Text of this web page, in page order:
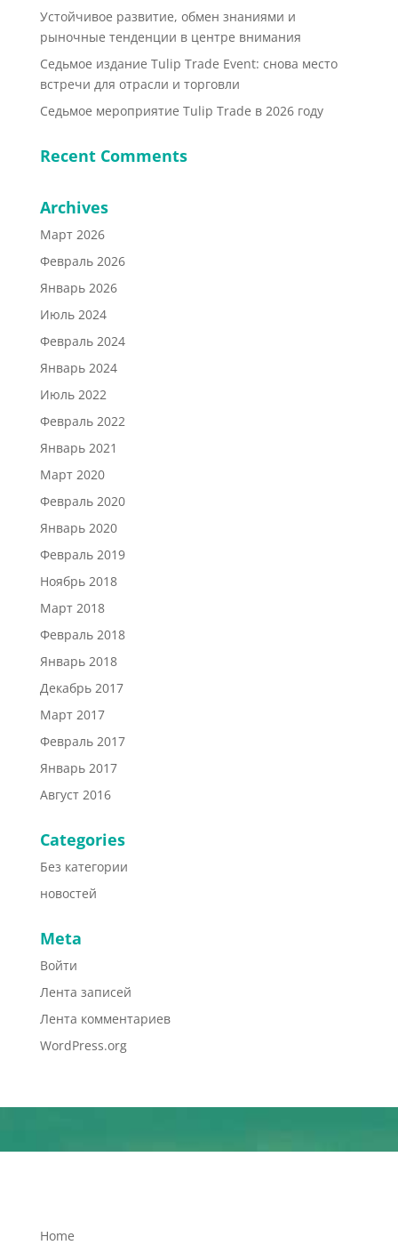
Устойчивое развитие, обмен знаниями и
рыночные тенденции в центре внимания
Седьмое издание Tulip Trade Event: снова место
встречи для отрасли и торговли
Седьмое мероприятие Tulip Trade в 2026 году
Recent Comments
Archives
Март 2026
Февраль 2026
Январь 2026
Июль 2024
Февраль 2024
Январь 2024
Июль 2022
Февраль 2022
Январь 2021
Март 2020
Февраль 2020
Январь 2020
Февраль 2019
Ноябрь 2018
Март 2018
Февраль 2018
Январь 2018
Декабрь 2017
Март 2017
Февраль 2017
Январь 2017
Август 2016
Categories
Без категории
новостей
Meta
Войти
Лента записей
Лента комментариев
WordPress.org
Home